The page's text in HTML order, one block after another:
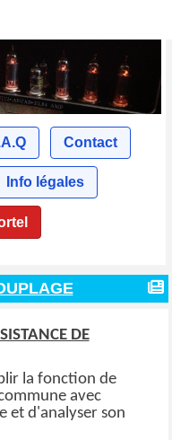
Contact
Info légales
DE
la fonction de
avec
et d'analyser son